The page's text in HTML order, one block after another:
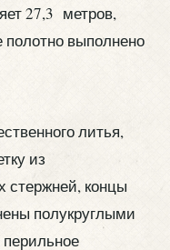
27,3 метров,
выполнено
литья,
из
стержней, концы
полукруглыми